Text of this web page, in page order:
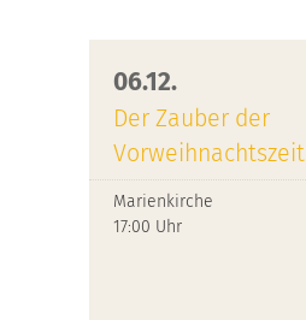
06.12.
Der Zauber der
Vorweihnachtszeit
Marienkirche
17:00 Uhr